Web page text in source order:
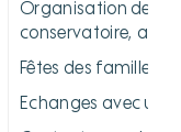
Organisation de
conservatoire, au
Fêtes des familles
Echanges avec une